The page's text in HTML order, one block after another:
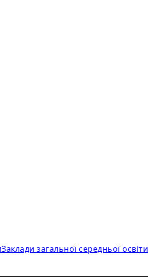
Заклади загальної середньої освіти